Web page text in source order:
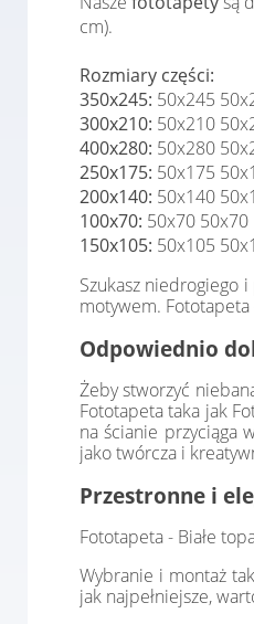
cm).
Rozmiary części:
350x245: 50x245
300x210: 50x210
400x280: 50x280
250x175: 50x175
200x140: 50x140
100x70: 50x70 50x70
150x105: 50x105
Szukasz niedrogiego
motywem.
Odpowiednio
Żeby stworzyć
Fototapeta taka jak
na ścianie przyciąga
jako twórcza i
Przestronne i
Fototapeta - Białe
Wybranie i montaż
jak najpełniejsze,